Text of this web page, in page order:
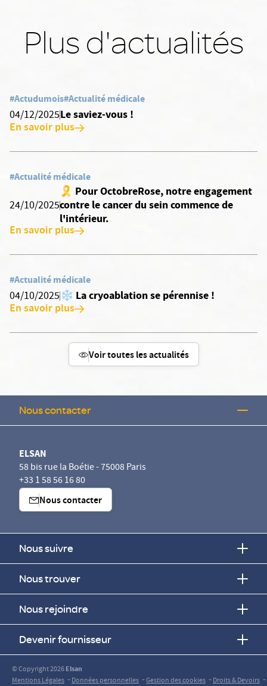
Plus d'actualités
#Actudumois#Actualité médicale
04/12/2025Le saviez-vous !
En savoir plus
#Actualité médicale
24/10/2025
🎗️ Pour OctobreRose, notre engagement
contre le cancer du sein commence de
l'intérieur.
En savoir plus
#Actualité médicale
04/10/2025 ❄️ La cryoablation se pérennise !
En savoir plus
Voir toutes les actualités
Nous contacter
ELSAN
58 bis rue la Boétie - 75008 Paris
+33 1 58 56 16 80
Nous contacter
Nous suivre
Nous trouver
Nous rejoindre
Devenir fournisseur
© Copyright 2026Elsan
Mentions Légales -Données personnelles -Gestion des cookies -Droits & Devoirs -